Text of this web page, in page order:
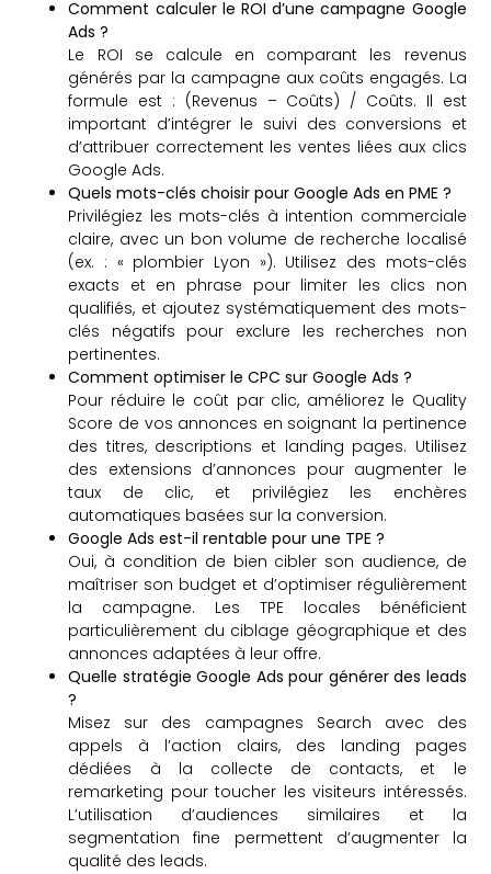
Comment calculer le ROI d’une campagne Google
Ads ?
Le ROI se calcule en comparant les revenus
générés par la campagne aux coûts engagés. La
formule est : (Revenus – Coûts) / Coûts. Il est
important d’intégrer le suivi des conversions et
d’attribuer correctement les ventes liées aux clics
Google Ads.
Quels mots-clés choisir pour Google Ads en PME ?
Privilégiez les mots-clés à intention commerciale
claire, avec un bon volume de recherche localisé
(ex. : « plombier Lyon »). Utilisez des mots-clés
exacts et en phrase pour limiter les clics non
qualifiés, et ajoutez systématiquement des mots-
clés négatifs pour exclure les recherches non
pertinentes.
Comment optimiser le CPC sur Google Ads ?
Pour réduire le coût par clic, améliorez le Quality
Score de vos annonces en soignant la pertinence
des titres, descriptions et landing pages. Utilisez
des extensions d’annonces pour augmenter le
taux de clic, et privilégiez les enchères
automatiques basées sur la conversion.
Google Ads est-il rentable pour une TPE ?
Oui, à condition de bien cibler son audience, de
maîtriser son budget et d’optimiser régulièrement
la campagne. Les TPE locales bénéficient
particulièrement du ciblage géographique et des
annonces adaptées à leur offre.
Quelle stratégie Google Ads pour générer des leads
?
Misez sur des campagnes Search avec des
appels à l’action clairs, des landing pages
dédiées à la collecte de contacts, et le
remarketing pour toucher les visiteurs intéressés.
L’utilisation d’audiences similaires et la
segmentation fine permettent d’augmenter la
qualité des leads.